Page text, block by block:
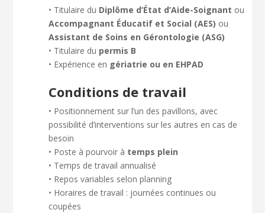
• Titulaire du Diplôme d’État d’Aide-Soignant ou
Accompagnant Éducatif et Social (AES) ou
Assistant de Soins en Gérontologie (ASG)
• Titulaire du permis B
• Expérience en gériatrie ou en EHPAD
Conditions de travail
• Positionnement sur l’un des pavillons, avec
possibilité d’interventions sur les autres en cas de
besoin
• Poste à pourvoir à temps plein
• Temps de travail annualisé
• Repos variables selon planning
• Horaires de travail : journées continues ou
coupées